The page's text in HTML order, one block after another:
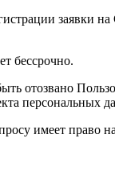
заявки
бессрочно.
отозвано
персональных
имеет право